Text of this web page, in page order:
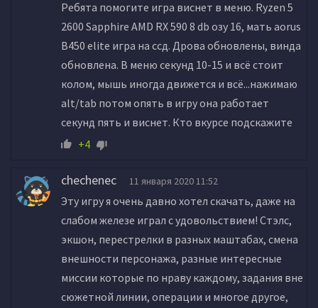
Ребята помогите игра виснет в меню. Ryzen 5
2600 Sapphire AMD RX 590 8 db озу 16, мать aorus
B450 elite игра на ссд. Дрова обновлены, винда
обновлена. В меню секунд 10-15 и всё стоит
колом, мышь иногда движется и всё...нажимаю
alt/tab потом опять в игру она работает
секунд пять и виснет. Кто вкурсе подскажите
+4
chechenec 11 января 2020 11:52
Эту игру я очень давно хотел скачать, даже на
слабом железе играл с удовольствием! Стэлс,
экшон, перестрелки в разных маштабах, смена
внешности персонажа, разные интересные
миссии которые по нраву каждому, задания вне
сюжетной линии, операции и многое другое,